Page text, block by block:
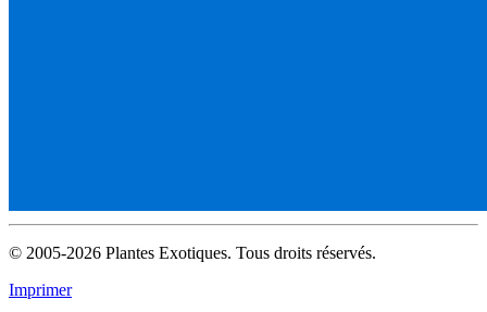
© 2005-2026 Plantes Exotiques. Tous droits réservés.
Imprimer